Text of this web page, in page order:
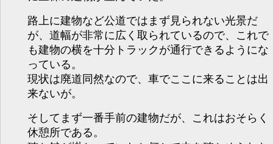
路上に建物など公道ではまず見られない光景だ
が、道幅が非常に広く取られているので、これで
も建物の横を十分トラックが通行できるようにな
っている。
現状は廃道同然なので、車でここに来ることは出
来ないが。
そしてまず一番手前の建物だが、これはおそらく
休憩所である。